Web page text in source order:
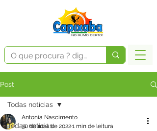
Post
Todas notícias
Todas notícias
Antonia Nascimento
30 de mai. de 20221 min de leitura